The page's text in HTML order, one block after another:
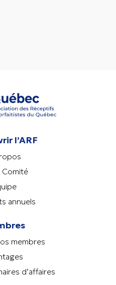
l’ARF
Comité
annuels
membres
d’affaires